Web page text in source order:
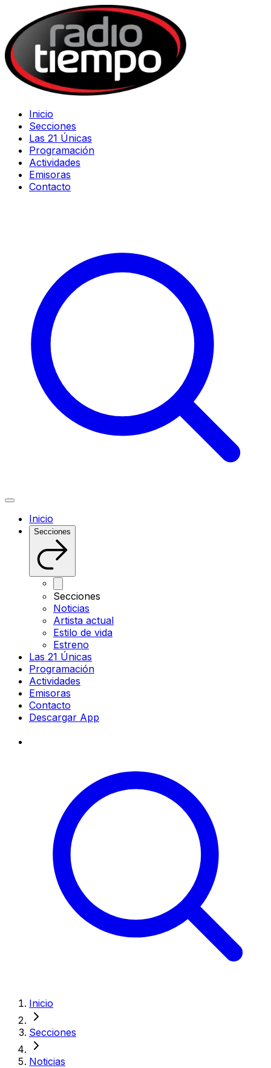
Inicio
Secciones
Las 21 Únicas
Programación
Actividades
Emisoras
Contacto
Inicio
Secciones
Secciones
Noticias
Artista actual
Estilo de vida
Estreno
Las 21 Únicas
Programación
Actividades
Emisoras
Contacto
Descargar App
Inicio
Secciones
Noticias